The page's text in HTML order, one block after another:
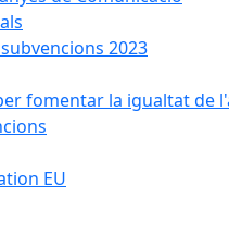
2023
fomentar la igualtat de
EU